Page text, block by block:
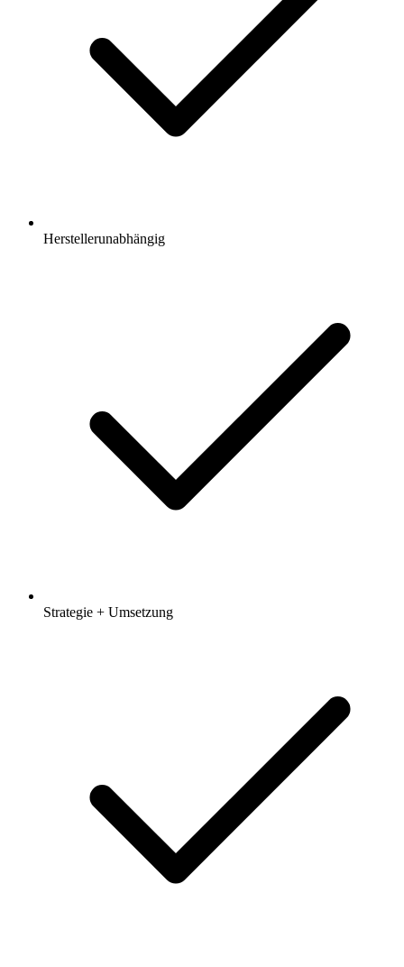
Herstellerunabhängig
Strategie + Umsetzung